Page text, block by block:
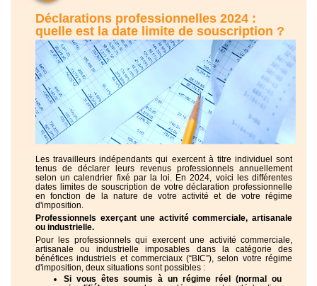
Déclarations professionnelles 2024 :
quelle est la date limite de souscription ?
Les travailleurs indépendants qui exercent à titre individuel sont
tenus de déclarer leurs revenus professionnels annuellement
selon un calendrier fixé par la loi. En 2024, voici les différentes
dates limites de souscription de votre déclaration professionnelle
en fonction de la nature de votre activité et de votre régime
d'imposition.
Professionnels exerçant une activité commerciale, artisanale
ou industrielle.
Pour les professionnels qui exercent une activité commerciale,
artisanale ou industrielle imposables dans la catégorie des
bénéfices industriels et commerciaux (“BIC”), selon votre régime
d'imposition, deux situations sont possibles :
Si vous êtes soumis à un régime réel (normal ou